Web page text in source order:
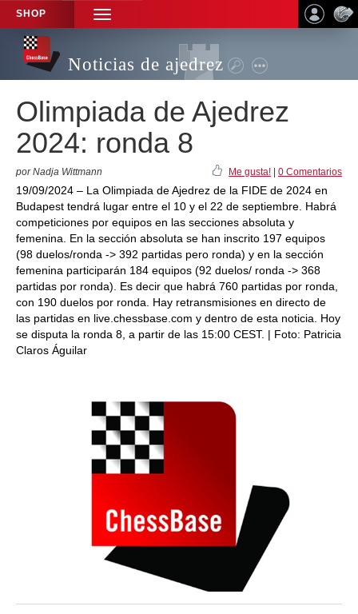
SHOP
TOGGLE
NAVIGATION
Noticias de ajedrez
Olimpiada de Ajedrez
2024: ronda 8
por Nadja Wittmann Me gusta! 0 Comentarios
19/09/2024 – La Olimpiada de Ajedrez de la FIDE de 2024 en
Budapest tendrá lugar entre el 10 y el 22 de septiembre. Habrá
competiciones por equipos en las secciones absoluta y
femenina. En la sección absoluta se han inscrito 197 equipos
(98 duelos/ronda -> 392 partidas pero ronda) y en la sección
femenina participarán 184 equipos (92 duelos/ ronda -> 368
partidas por ronda). Es decir que habrá 760 partidas por ronda,
con 190 duelos por ronda. Hay retransmisiones en directo de
las partidas en live.chessbase.com y dentro de esta noticia. Hoy
se disputa la ronda 8, a partir de las 15:00 CEST. | Foto: Patricia
Claros Águilar